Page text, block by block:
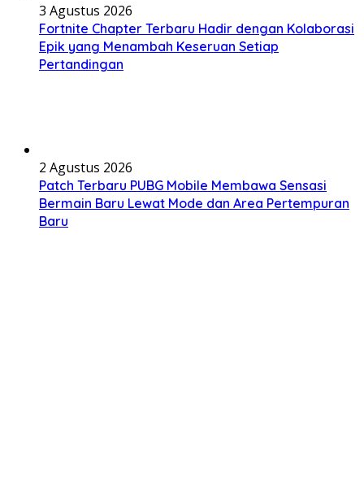
3 Agustus 2026
Fortnite Chapter Terbaru Hadir dengan Kolaborasi
Epik yang Menambah Keseruan Setiap
Pertandingan
2 Agustus 2026
Patch Terbaru PUBG Mobile Membawa Sensasi
Bermain Baru Lewat Mode dan Area Pertempuran
Baru